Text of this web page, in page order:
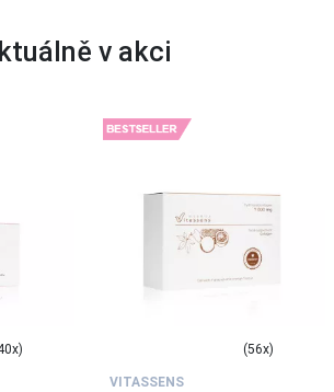
v akci
(56x)
VITASSENS